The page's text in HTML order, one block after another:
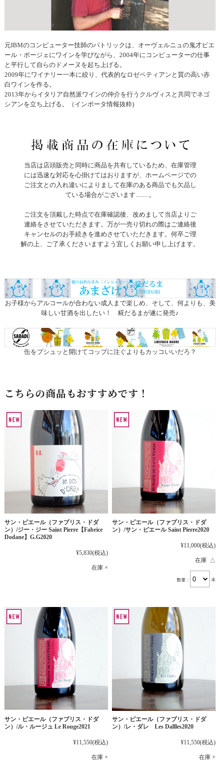
元IBMのコンピューター技師のパトリックは、オーヴェルニュの鬼才ピエ
ール・ボージェにワインを学びながら、2004年にコンピューターの仕事
と平行して自らのドメーヌを起ち上げる。
2009年にワイナリー一本に絞り、代表的なロゼペティアンと質の高い赤
白ワインを作る。
2013年からイタリア自然派ワインの仲介を行うクルヴィスと共同でネゴ
シアンを立ち上げる。（インポータ情報抜粋)
当店は店頭販売と同時に商品を共有しているため、在庫管理
には迅速な対応を心掛けてはおりますが、ホームページでの
ご注文との入れ違いによりまして在庫のある商品でも欠品し
ている場合がございます.........。
ご注文を頂戴した時点で在庫確認後、改めまして当店よりご
連絡をさせていただきます。万が一売り切れの際はご連絡後
キャンセルのお手続きを進めさせていただきます。何卒ご理
解の上、ご了承くださいますよう宜しくお願い申し上げます。
お子様からアルコールが合わない成人まで楽しめ、そして、何よりも、美
味しい甘酒を出したい！ 糀だるまが遂に発売♪
缶をプシュッと開けてコップに注ぐよりもカッコいいだろ？
こちらの商品もおすすめです！
サン・ピエール（ファブリス・ドダ
ン）/ジー・ジー Saint Pierre【Fabrice
Dodane】G.G2020
¥5,830(税込)
在庫 ×
サン・ピエール（ファブリス・ドダ
ン）/サン・ピエール Saint Pierre2020
¥11,000(税込)
在庫 △
数量： 本
サン・ピエール（ファブリス・ドダ
ン）/ル・ルージュ Le Rouge2021
¥11,550(税込)
在庫 ×
サン・ピエール（ファブリス・ドダ
ン）/レ・ダレ Les Dallles2020
¥11,550(税込)
在庫 ×